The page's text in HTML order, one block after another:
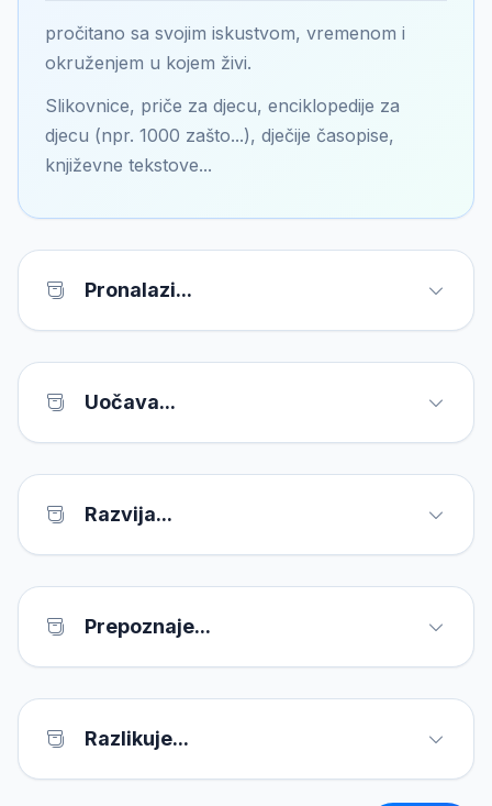
pročitano sa svojim iskustvom, vremenom i
okruženjem u kojem živi.
Slikovnice, priče za djecu, enciklopedije za
djecu (npr. 1000 zašto...), dječije časopise,
književne tekstove...
Pronalazi...
Uočava...
Razvija...
Prepoznaje...
Razlikuje...